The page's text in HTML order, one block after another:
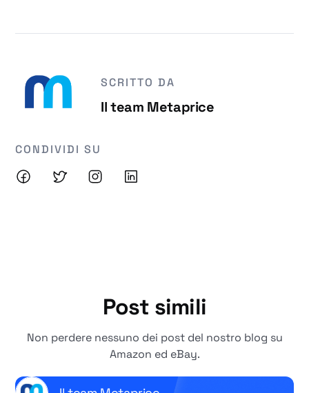
SCRITTO DA
Il team Metaprice
CONDIVIDI SU
Post simili
Non perdere nessuno dei post del nostro blog su
Amazon ed eBay.